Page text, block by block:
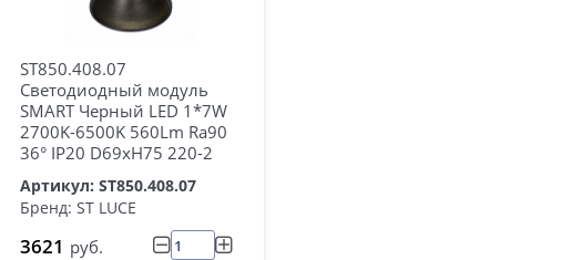
ST850.408.07
Светодиодный модуль
SMART Черный LED 1*7W
2700K-6500K 560Lm Ra90
36° IP20 D69xH75 220-2
Артикул: ST850.408.07
Бренд: ST LUCE
3621 руб.